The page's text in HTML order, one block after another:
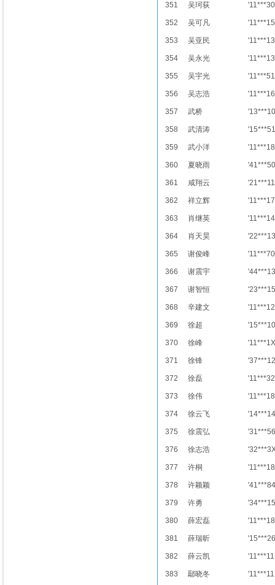
351 吴珂荻 '11***30
352 吴可凡 '11***15
353 吴亚民 '11***13
354 吴永光 '11***13
355 吴宇光 '11***51
356 吴志浩 '11***16
357 武桥 '13***10
358 武清涛 '15***51
359 武小洋 '11***18
360 夏晓雨 '41***50
361 咸翔云 '21***11
362 祥立辉 '11***17
363 肖继英 '11***14
364 肖天昊 '22***13
365 谢俊峰 '11***70
366 谢震宇 '44***13
367 谢智恒 '23***15
368 辛建文 '11***12
369 徐超 '15***10
370 徐峰 '11***1X
371 徐锋 '37***12
372 徐磊 '11***32
373 徐伟 '11***18
374 徐云飞 '14***14
375 徐震弘 '31***56
376 徐志浩
377 许桐 '11***18
378 许颖颖 '41***84
379 许勇 '34***15
380 薛宏磊 '11***18
381 薛瑞昕 '15***26
382 薛云凯 '11***11
383 鄢晓冬 '11***11